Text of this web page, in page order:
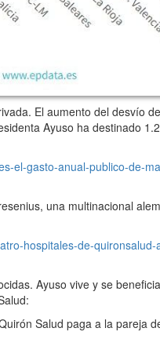
El aumento del desvío
Ayuso ha destinado
el-gasto-anual-publico-de-
una multinacional
hospitales-de-
Ayuso vive y se
Salud paga a la pareja